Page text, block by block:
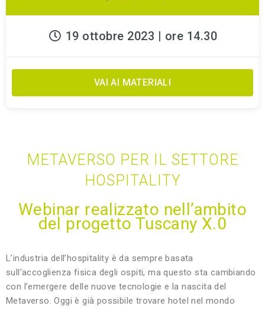
19 ottobre 2023 | ore 14.30
VAI AI MATERIALI
METAVERSO PER IL SETTORE
HOSPITALITY
Webinar realizzato nell’ambito
del progetto Tuscany X.0
L’industria dell’hospitality è da sempre basata
sull’accoglienza fisica degli ospiti, ma questo sta cambiando
con l’emergere delle nuove tecnologie e la nascita del
Metaverso. Oggi è già possibile trovare hotel nel mondo